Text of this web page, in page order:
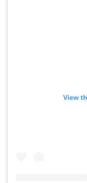
View